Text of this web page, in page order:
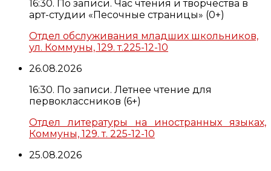
16:30. По записи. Час чтения и творчества в
арт-студии «Песочные страницы» (0+)
Отдел обслуживания младших школьников,
ул. Коммуны, 129. т.225-12-10
26.08.2026
16:30. По записи. Летнее чтение для
первоклассников (6+)
Отдел литературы на иностранных языках,
Коммуны, 129. т. 225-12-10
25.08.2026